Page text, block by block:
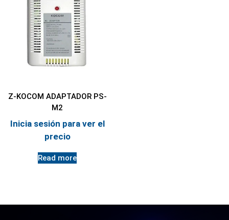
Z-KOCOM ADAPTADOR PS-
M2
Inicia sesión para ver el
precio
Read more